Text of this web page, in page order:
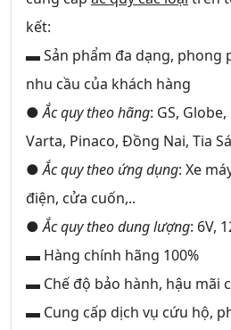
kết:
▬ Sản phẩm đa dạng, phong
nhu cầu của khách hàng
●Ắc quy theo hãng: GS,
Varta, Pinaco, Đồng Nai, Tia
●Ắc quy theo ứng dụng: Xe
điện, cửa cuốn,..
●Ắc quy theo dung lượng: 6V,
▬ Hàng chính hãng 100%
▬ Chế độ bảo hành, hậu mãi
▬ Cung cấp dịch vụ cứu hộ,